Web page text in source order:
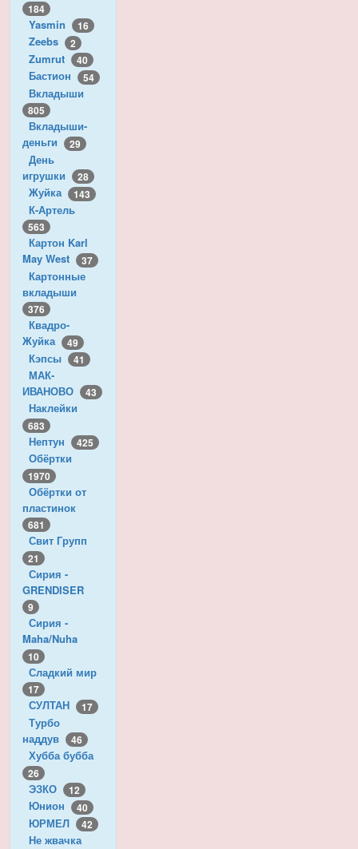
184
Yasmin 16
Zeebs 2
Zumrut 40
Бастион 54
Вкладыши
805
Вкладыши-
деньги
29
День
игрушки
28
Жуйка 143
К-Артель
563
Картон Karl
May West
37
Картонные
вкладыши
376
Квадро-
Жуйка
49
Кэпсы 41
МАК-
ИВАНОВО
43
Наклейки
683
Нептун 425
Обёртки
1970
Обёртки от
пластинок
681
Свит Групп
21
Сирия -
GRENDISER
9
Сирия -
Maha/Nuha
10
Сладкий мир
17
СУЛТАН 17
Турбо
наддув
46
Хубба бубба
26
ЭЗКО 12
Юнион 40
ЮРМЕЛ 42
Не жвачка